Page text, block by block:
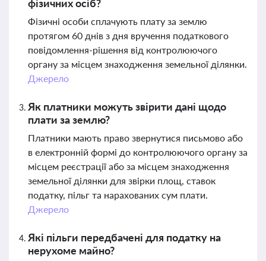
фізичних осіб?
Фізичні особи сплачують плату за землю
протягом 60 днів з дня вручення податкового
повідомлення-рішення від контролюючого
органу за місцем знаходження земельної ділянки.
Джерело
Як платники можуть звірити дані щодо
плати за землю?
Платники мають право звернутися письмово або
в електронній формі до контролюючого органу за
місцем реєстрації або за місцем знаходження
земельної ділянки для звірки площ, ставок
податку, пільг та нарахованих сум плати.
Джерело
Які пільги передбачені для податку на
нерухоме майно?